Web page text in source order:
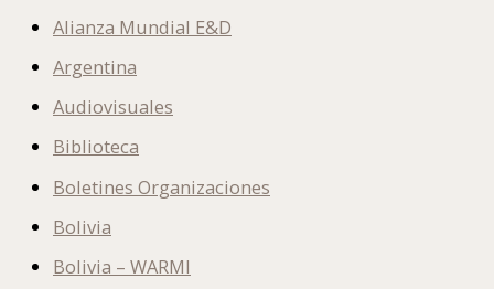
Alianza Mundial E&D
Argentina
Audiovisuales
Biblioteca
Boletines Organizaciones
Bolivia
Bolivia – WARMI